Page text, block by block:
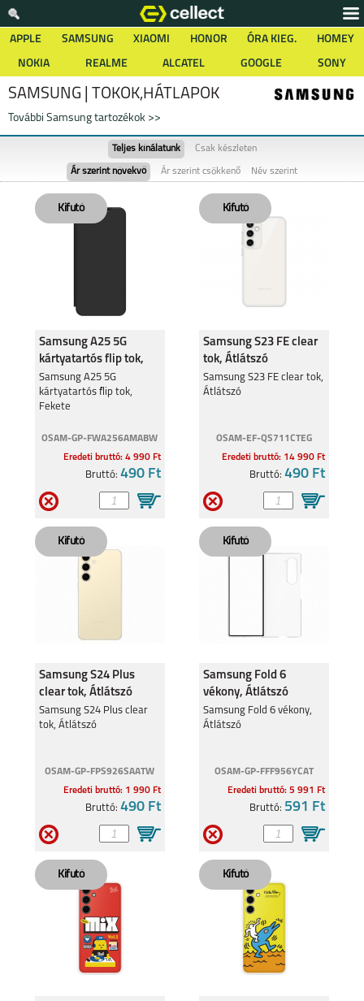
APPLE SAMSUNG XIAOMI HONOR ÓRA KIEG.
HOMEY
NOKIA
REALME ALCATEL GOOGLE SONY
SAMSUNG | TOKOK,HÁTLAPOK
További Samsung tartozékok >>
Teljes kínálatunk Csak készleten
Ár szerint növekvő Ár szerint csökkenő Név szerint
Samsung A25 5G
kártyatartós flip tok,
Fekete
Samsung A25 5G
kártyatartós flip tok,
Fekete
OSAM-GP-FWA256AMABW
Eredeti bruttó: 4 990 Ft
Bruttó: 490 Ft
Samsung S23 FE clear
tok, Átlátszó
Samsung S23 FE clear tok,
Átlátszó
OSAM-EF-QS711CTEG
Eredeti bruttó: 14 990 Ft
Bruttó:490 Ft
Samsung S24 Plus
clear tok, Átlátszó
Samsung S24 Plus clear
tok, Átlátszó
OSAM-GP-FPS926SAATW
Eredeti bruttó: 1 990 Ft
Bruttó: 490 Ft
Samsung Fold 6
vékony, Átlátszó
Samsung Fold 6 vékony,
Átlátszó
OSAM-GP-FFF956YCAT
Eredeti bruttó: 5 991 Ft
Bruttó: 591 Ft